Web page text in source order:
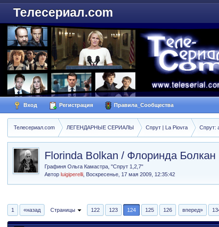
Телесериал.com
Вход Регистрация Правила_Сообщества
Телесериал.com ЛЕГЕНДАРНЫЕ СЕРИАЛЫ Спрут | La Piovra Спрут:
Florinda Bolkan / Флоринда Болкан
Графиня Ольга Камастра, "Спрут 1,2,7"
Авторluigiperelli Воскресенье, 17 мая 2009, 12:35:42
1 «назад Страницы 122 123 124 125 126 вперед»